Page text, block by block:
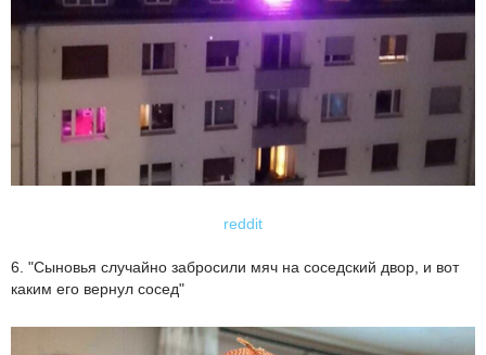
reddit
6. "Сыновья случайно забросили мяч на соседский двор, и вот
каким его вернул сосед"